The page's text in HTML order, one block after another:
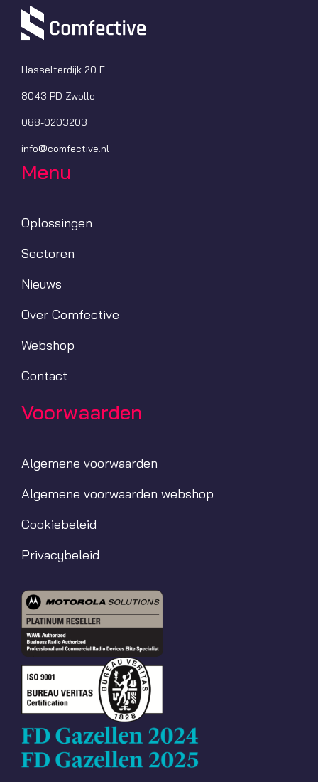
Hasselterdijk 20 F
8043 PD Zwolle
088-0203203
info@comfective.nl
Menu
Oplossingen
Sectoren
Nieuws
Over Comfective
Webshop
Contact
Voorwaarden
Algemene voorwaarden
Algemene voorwaarden webshop
Cookiebeleid
Privacybeleid